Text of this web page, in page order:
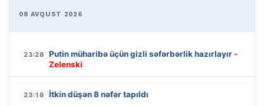
08 AVQUST 2026
23:28 Putin müharibə üçün gizli səfərbərlik hazırlayır -
Zelenski
23:18 İtkin düşən 8 nəfər tapıldı